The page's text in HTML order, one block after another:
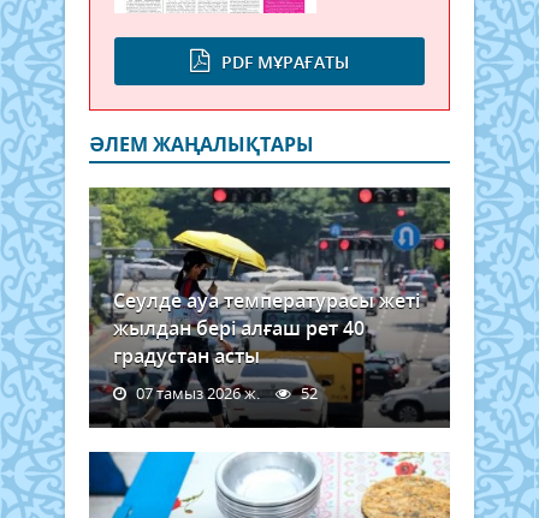
PDF МҰРАҒАТЫ
ӘЛЕМ ЖАҢАЛЫҚТАРЫ
Сеулде ауа температурасы жеті
жылдан бері алғаш рет 40
градустан асты
07 тамыз 2026 ж. 52